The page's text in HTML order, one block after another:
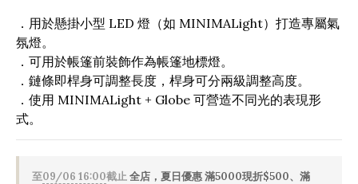
．用於懸掛小型 LED 燈（如 MINIMALight）打造專屬氣
氛燈。
．可用於帳篷前裝飾作為帳篷地標燈。
．鏈條即桿身可調整長度，桿身可分兩級調整高度。
．使用 MINIMALight + Globe 可營造不同光的表現形
式。
至09/06 16:00截止全店，夏日優惠 滿5000現折$500、滿